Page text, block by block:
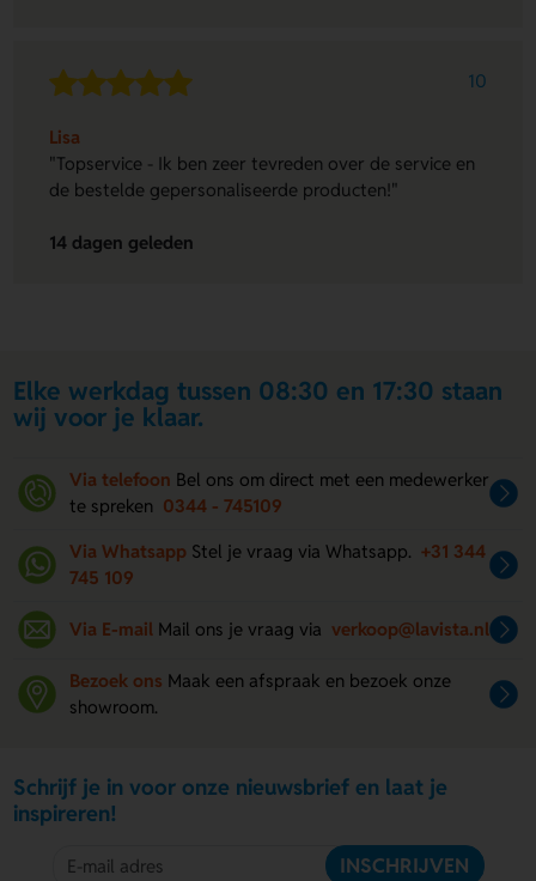
10
Lisa
"Topservice - Ik ben zeer tevreden over de service en
de bestelde gepersonaliseerde producten!"
14 dagen geleden
Elke werkdag tussen 08:30 en 17:30 staan
wij voor je klaar.
Via telefoon Bel ons om direct met een medewerker
te spreken 0344 - 745109
Via Whatsapp Stel je vraag via Whatsapp. +31 344
745 109
Via E-mail Mail ons je vraag via verkoop@lavista.nl
Bezoek ons Maak een afspraak en bezoek onze
showroom.
Schrijf je in voor onze nieuwsbrief en laat je
inspireren!
INSCHRIJVEN